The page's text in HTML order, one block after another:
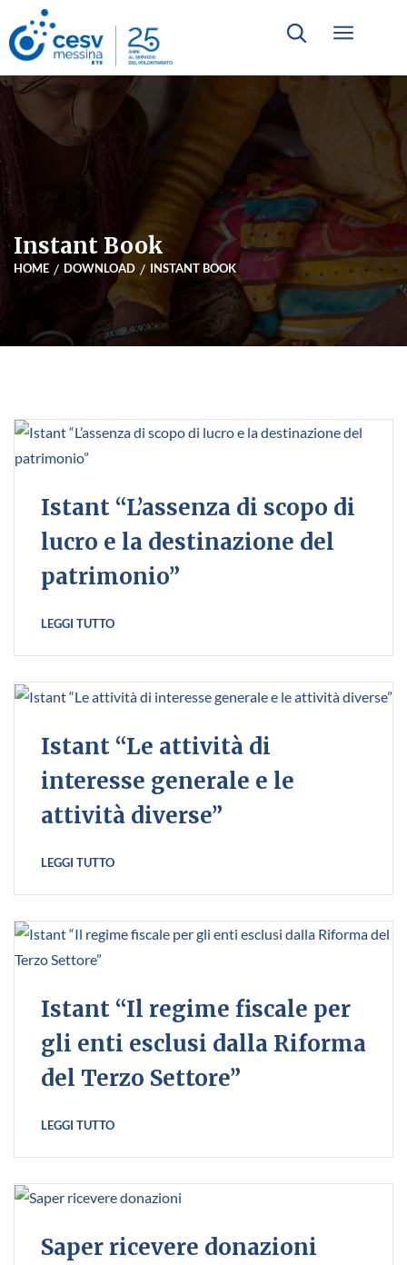
Instant Book
HOME DOWNLOAD INSTANT BOOK
Istant “L’assenza di scopo di
lucro e la destinazione del
patrimonio”
LEGGI TUTTO
Istant “Le attività di
interesse generale e le
attività diverse”
LEGGI TUTTO
Istant “Il regime fiscale per
gli enti esclusi dalla Riforma
del Terzo Settore”
LEGGI TUTTO
Saper ricevere donazioni